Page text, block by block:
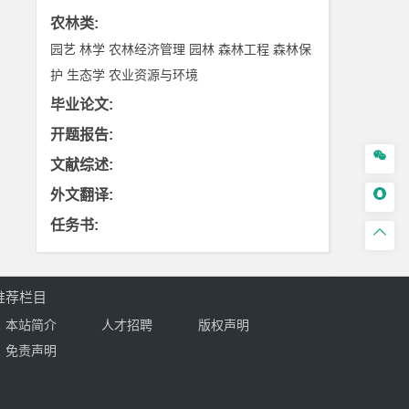
农林类:
园艺 林学 农林经济管理 园林 森林工程 森林保
护 生态学 农业资源与环境
毕业论文:
开题报告:
文献综述:
外文翻译:
任务书:



荐栏目
本站简介 人才招聘
版权声明
免责声明